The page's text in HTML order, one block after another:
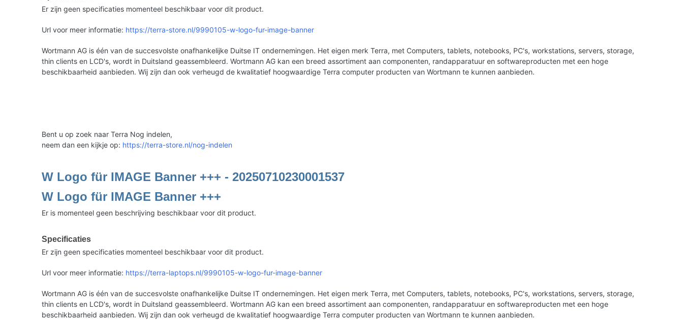
Er zijn geen specificaties momenteel beschikbaar voor dit product.
Url voor meer informatie: https://terra-store.nl/9990105-w-logo-fur-image-banner
Wortmann AG is één van de succesvolste onafhankelijke Duitse IT ondernemingen. Het eigen merk Terra, met Computers, tablets, notebooks, PC's, workstations, servers, storage,
thin clients en LCD's, wordt in Duitsland geassembleerd. Wortmann AG kan een breed assortiment aan componenten, randapparatuur en softwareproducten met een hoge
beschikbaarheid aanbieden. Wij zijn dan ook verheugd de kwalitatief hoogwaardige Terra computer producten van Wortmann te kunnen aanbieden.
Bent u op zoek naar Terra Nog indelen,
neem dan een kijkje op: https://terra-store.nl/nog-indelen
W Logo für IMAGE Banner +++ - 20250710230001537
W Logo für IMAGE Banner +++
Er is momenteel geen beschrijving beschikbaar voor dit product.
Specificaties
Er zijn geen specificaties momenteel beschikbaar voor dit product.
Url voor meer informatie: https://terra-laptops.nl/9990105-w-logo-fur-image-banner
Wortmann AG is één van de succesvolste onafhankelijke Duitse IT ondernemingen. Het eigen merk Terra, met Computers, tablets, notebooks, PC's, workstations, servers, storage,
thin clients en LCD's, wordt in Duitsland geassembleerd. Wortmann AG kan een breed assortiment aan componenten, randapparatuur en softwareproducten met een hoge
beschikbaarheid aanbieden. Wij zijn dan ook verheugd de kwalitatief hoogwaardige Terra computer producten van Wortmann te kunnen aanbieden.